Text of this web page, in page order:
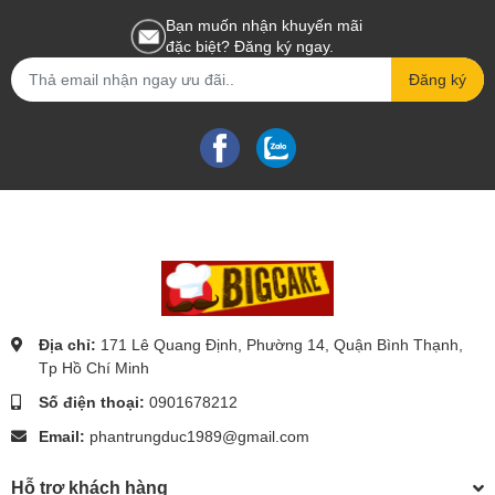
Bạn muốn nhận khuyến mãi
đặc biệt? Đăng ký ngay.
Đăng ký
Địa chỉ: 171 Lê Quang Định, Phường 14, Quận Bình Thạnh,
Tp Hồ Chí Minh
Số điện thoại: 0901678212
Email: phantrungduc1989@gmail.com
Hỗ trợ khách hàng